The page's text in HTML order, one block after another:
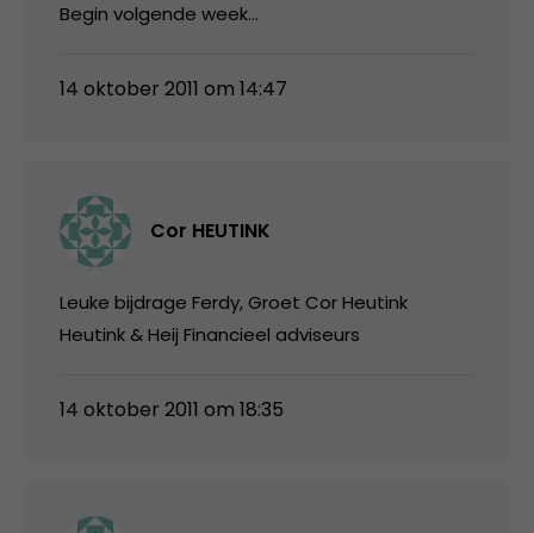
Begin volgende week…
14 oktober 2011 om 14:47
Cor HEUTINK
Leuke bijdrage Ferdy, Groet Cor Heutink
Heutink & Heij Financieel adviseurs
14 oktober 2011 om 18:35